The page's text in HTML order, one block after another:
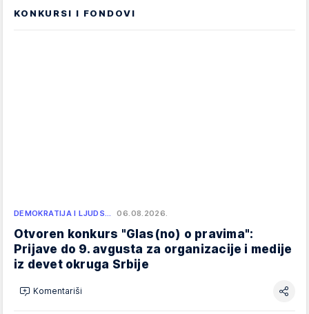
KONKURSI I FONDOVI
DEMOKRATIJA I LJUDS… 06.08.2026.
Otvoren konkurs "Glas(no) o pravima":
Prijave do 9. avgusta za organizacije i medije
iz devet okruga Srbije
Komentariši